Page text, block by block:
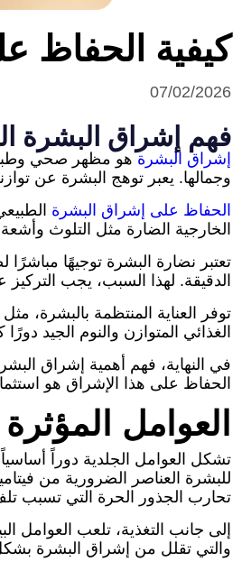
كيفية الحفاظ
07/02/2026
فهم إشراق البشرة
إشراق البشرةهو مظهر صحي
وجمالها. يعبر توهج البشرة عن
الحفاظ على إشراق البشرة
الخارجية الضارة مثل التلوث
تعتبر نضارة البشرة توجيهًا
الدقيقة. لهذا السبب، يجب
توفر العناية المنتظمة بالبشرة،
الغذائي المتوازن والنوم الجيد
في النهاية، فهم أهمية إشراق
الحفاظ على هذا الإشراق هو
العوامل
تشكل العوامل الجلدية دوراً
للبشرة العناصر الضرورية من
تحارب الجذور الحرة التي تسبب
إلى جانب التغذية، تلعب العوامل
والتي تقلل من إشراق البشرة